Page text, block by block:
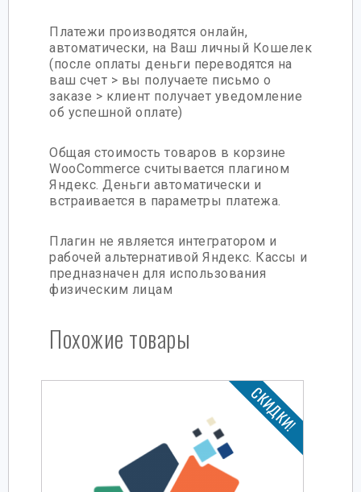
Платежи производятся онлайн,
автоматически, на Ваш личный Кошелек
(после оплаты деньги переводятся на
ваш счет > вы получаете письмо о
заказе > клиент получает уведомление
об успешной оплате)
Общая стоимость товаров в корзине
WooCommerce считывается плагином
Яндекс. Деньги автоматически и
встраивается в параметры платежа.
Плагин не является интегратором и
рабочей альтернативой Яндекс. Кассы и
предназначен для использования
физическим лицам
Похожие товары
СКИДКИ!